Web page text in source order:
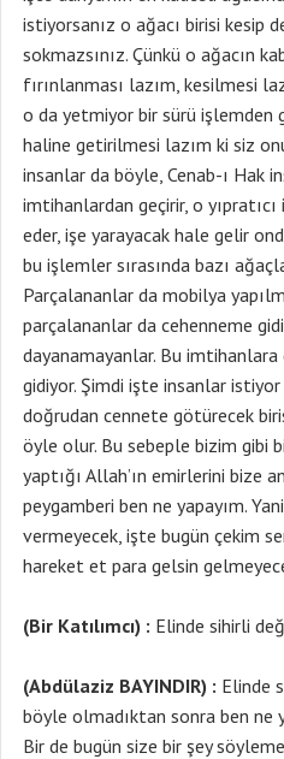
istiyorsanız o ağacı birisi kesip
sokmazsınız. Çünkü o ağacın
fırınlanması lazım, kesilmesi
o da yetmiyor bir sürü
haline getirilmesi lazım ki siz
insanlar da böyle, Cenab-ı Hak
imtihanlardan geçirir, o
eder, işe yarayacak hale gelir
bu işlemler sırasında bazı
Parçalananlar da mobilya
parçalananlar da cehenneme
dayanamayanlar. Bu
gidiyor. Şimdi işte insanlar
doğrudan cennete götürecek
öyle olur. Bu sebeple bizim gibi
yaptığı Allah’ın emirlerini bize
peygamberi ben ne yapayım.
vermeyecek, işte bugün çekim
hareket et para gelsin
(Bir Katılımcı) : Elinde sihirli
(Abdülaziz BAYINDIR) : Elinde
böyle olmadıktan sonra ben ne
Bir de bugün size bir şey